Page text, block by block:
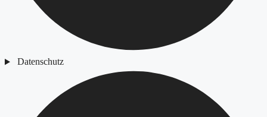
Datenschutz